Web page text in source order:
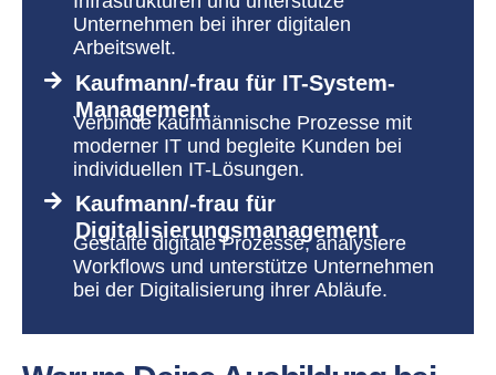
Unternehmen bei ihrer digitalen
Arbeitswelt.
Kaufmann/-frau für IT-System-
Management
Verbinde kaufmännische Prozesse mit
moderner IT und begleite Kunden bei
individuellen IT-Lösungen.
Kaufmann/-frau für
Digitalisierungs­management
Gestalte digitale Prozesse, analysiere
Workflows und unterstütze Unternehmen
bei der Digitalisierung ihrer Abläufe.